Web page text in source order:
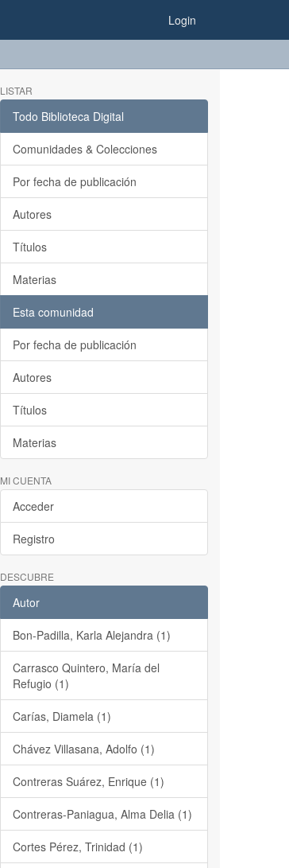
Login
LISTAR
Todo Biblioteca Digital
Comunidades & Colecciones
Por fecha de publicación
Autores
Títulos
Materias
Esta comunidad
Por fecha de publicación
Autores
Títulos
Materias
MI CUENTA
Acceder
Registro
DESCUBRE
Autor
Bon-Padilla, Karla Alejandra (1)
Carrasco Quintero, María del
Refugio (1)
Carías, Diamela (1)
Chávez Villasana, Adolfo (1)
Contreras Suárez, Enrique (1)
Contreras-Paniagua, Alma Delia (1)
Cortes Pérez, Trinidad (1)